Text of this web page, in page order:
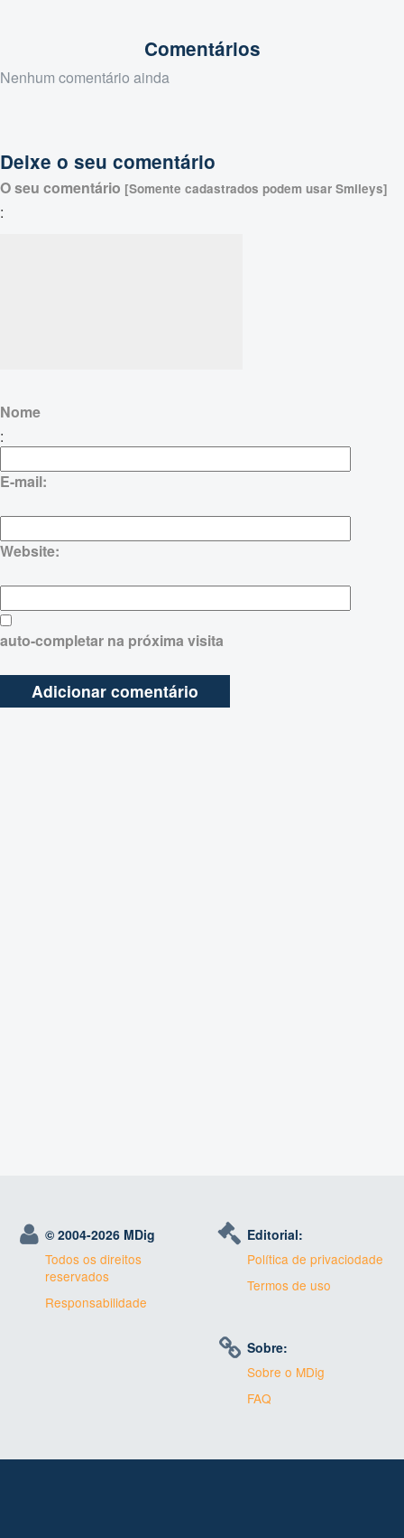
Comentários
Nenhum comentário ainda
Deixe o seu comentário
O seu comentário [Somente cadastrados podem usar Smileys]
:
Nome
:
E-mail:
Website:
auto-completar na próxima visita
© 2004-2026 MDig
Todos os direitos
reservados
Responsabilidade
Editorial:
Política de privaciodade
Termos de uso
Sobre:
Sobre o MDig
FAQ